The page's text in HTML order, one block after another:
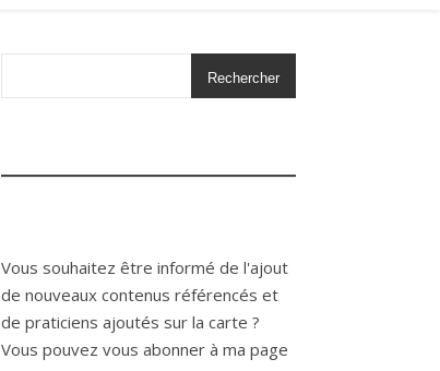
Rechercher
Vous souhaitez être informé de l'ajout
de nouveaux contenus référencés et
de praticiens ajoutés sur la carte ?
Vous pouvez vous abonner à ma page